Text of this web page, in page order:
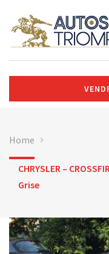
Home
CHRYSLER –
Grise